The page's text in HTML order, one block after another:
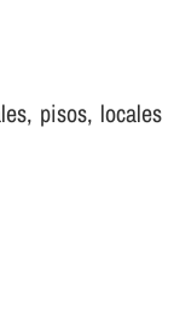
pisos, locales